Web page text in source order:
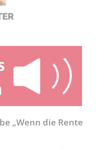
„Wenn die Rente